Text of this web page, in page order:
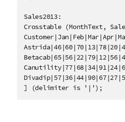
Sales2013:
Crosstable (MonthText,